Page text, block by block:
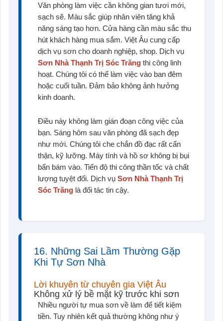
Văn phòng làm việc cần không gian tươi mới,
sạch sẽ. Màu sắc giúp nhân viên tăng khả
năng sáng tạo hơn. Cửa hàng cần màu sắc thu
hút khách hàng mua sắm. Việt Âu cung cấp
dịch vụ sơn cho doanh nghiệp, shop. Dịch vụ
Sơn Nhà Thạnh Trị Sóc Trăng thi công linh
hoạt. Chúng tôi có thể làm việc vào ban đêm
hoặc cuối tuần. Đảm bảo không ảnh hưởng
kinh doanh.
Điều này không làm gián đoạn công việc của
bạn. Sáng hôm sau văn phòng đã sạch đẹp
như mới. Chúng tôi che chắn đồ đạc rất cẩn
thận, kỹ lưỡng. Máy tính và hồ sơ không bị bụi
bẩn bám vào. Tiến độ thi công thần tốc và chất
lượng tuyệt đối. Dịch vụ Sơn Nhà Thạnh Trị
Sóc Trăng là đối tác tin cậy.
16. Những Sai Lầm Thường Gặp
Khi Tự Sơn Nhà
Lời khuyên từ chuyên gia Việt Âu
Không xử lý bề mặt kỹ trước khi sơn
Nhiều người tự mua sơn về làm để tiết kiệm
tiền. Tuy nhiên kết quả thường không như ý